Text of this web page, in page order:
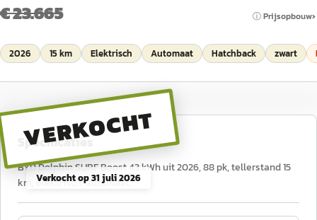
€ 23.665 ⓘ Prijsopbouw
2026 15 km Elektrisch Automaat Hatchback zwart
VERKOCHT
Verkocht op31 juli 2026
Specificaties
BYD Dolphin SURF Boost 43 kWh uit 2026, 88 pk, tellerstand 15
km, elektrisch, automaat.